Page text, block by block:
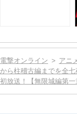
電撃オンライン アニ
から柱稽古編までを全
初放送！【無限城編第一